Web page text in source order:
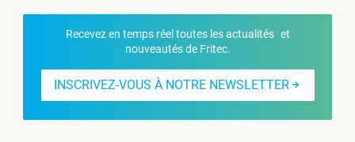
Recevez en temps réel toutes les actualités et
nouveautés de Fritec.
INSCRIVEZ-VOUS À NOTRE NEWSLETTER